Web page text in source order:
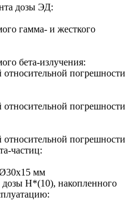
дозы ЭД:
гамма- и жесткого
бета-излучения:
погрешности
погрешности
погрешности
частиц:
мм
Н*(10), накопленного